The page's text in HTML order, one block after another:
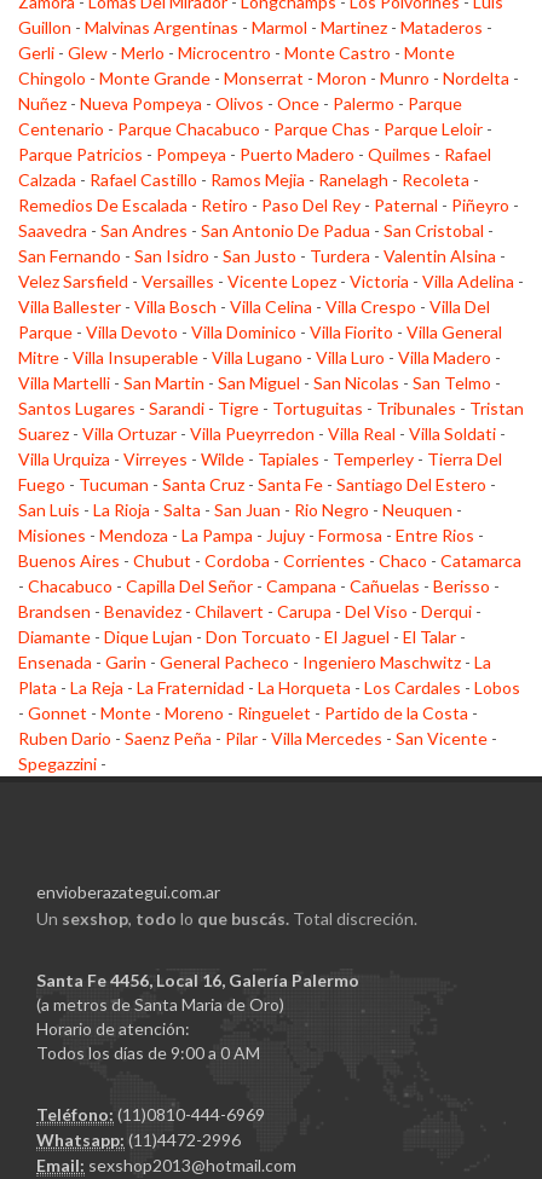
Guillon - Malvinas Argentinas - Marmol - Martinez - Mataderos -
Gerli - Glew - Merlo - Microcentro - Monte Castro - Monte
Chingolo - Monte Grande - Monserrat - Moron - Munro - Nordelta -
Nuñez - Nueva Pompeya - Olivos - Once - Palermo - Parque
Centenario - Parque Chacabuco - Parque Chas - Parque Leloir -
Parque Patricios - Pompeya - Puerto Madero - Quilmes - Rafael
Calzada - Rafael Castillo - Ramos Mejia - Ranelagh - Recoleta -
Remedios De Escalada - Retiro - Paso Del Rey - Paternal - Piñeyro -
Saavedra - San Andres - San Antonio De Padua - San Cristobal -
San Fernando - San Isidro - San Justo - Turdera - Valentin Alsina -
Velez Sarsfield - Versailles - Vicente Lopez - Victoria - Villa Adelina -
Villa Ballester - Villa Bosch - Villa Celina - Villa Crespo - Villa Del
Parque - Villa Devoto - Villa Dominico - Villa Fiorito - Villa General
Mitre - Villa Insuperable - Villa Lugano - Villa Luro - Villa Madero -
Villa Martelli - San Martin - San Miguel - San Nicolas - San Telmo -
Santos Lugares - Sarandi - Tigre - Tortuguitas - Tribunales - Tristan
Suarez - Villa Ortuzar - Villa Pueyrredon - Villa Real - Villa Soldati -
Villa Urquiza - Virreyes - Wilde - Tapiales - Temperley - Tierra Del
Fuego - Tucuman - Santa Cruz - Santa Fe - Santiago Del Estero -
San Luis - La Rioja - Salta - San Juan - Rio Negro - Neuquen -
Misiones - Mendoza - La Pampa - Jujuy - Formosa - Entre Rios -
Buenos Aires - Chubut - Cordoba - Corrientes - Chaco - Catamarca
- Chacabuco - Capilla Del Señor - Campana - Cañuelas - Berisso -
Brandsen - Benavidez - Chilavert - Carupa - Del Viso - Derqui -
Diamante - Dique Lujan - Don Torcuato - El Jaguel - El Talar -
Ensenada - Garin - General Pacheco - Ingeniero Maschwitz - La
Plata - La Reja - La Fraternidad - La Horqueta - Los Cardales - Lobos
- Gonnet - Monte - Moreno - Ringuelet - Partido de la Costa -
Ruben Dario - Saenz Peña - Pilar - Villa Mercedes - San Vicente -
Spegazzini -
envioberazategui.com.ar
Un sexshop, todo lo que buscás. Total discreción.
Santa Fe 4456, Local 16, Galería Palermo
(a metros de Santa Maria de Oro)
Horario de atención:
Todos los días de 9:00 a 0 AM
Teléfono: (11)0810-444-6969
Whatsapp: (11)4472-2996
Email: sexshop2013@hotmail.com